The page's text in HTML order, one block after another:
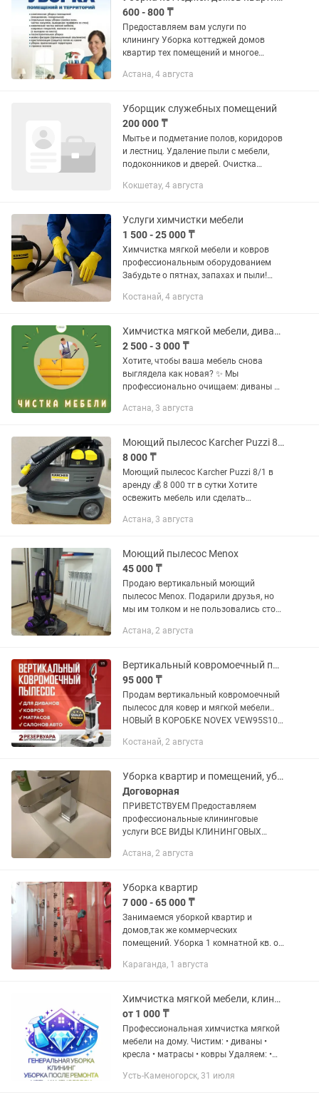
600 - 800 ₸
Предоставляем вам услуги по
клинингу Уборка коттеджей домов
квартир тех помещений и многое
уборка после ремонта в любое удобное
Астана, 4 августа
Уборщик служебных помещений
200 000 ₸
Мытье и подметание полов, коридоров
и лестниц. Удаление пыли с мебели,
подоконников и дверей. Очистка
Мытье и дезинфекция туалетов и
Кокшетау, 4 августа
Услуги химчистки мебели
1 500 - 25 000 ₸
Химчистка мягкой мебели и ковров
профессиональным оборудованием
Забудьте о пятнах, запахах и пыли!
и ковров с использованием мощного
Костанай, 4 августа
Химчистка мягкой мебели, диванов, кресел и матрасов Выезд на дом
2 500 - 3 000 ₸
Хотите, чтобы ваша мебель снова
выглядела как новая? ✨ Мы
профессионально очищаем: диваны 🛋️
матрасы ✅ Удаляем пятна, запахи и
Астана, 3 августа
Моющий пылесос Karcher Puzzi 8/1 в аренду. Химия в подарок!.
8 000 ₸
Моющий пылесос Karcher Puzzi 8/1 в
аренду 💰 8 000 тг в сутки Хотите
освежить мебель или сделать
переплаты? Профессиональный
поможет...
Астана, 3 августа
Моющий пылесос Menox
45 000 ₸
Продаю вертикальный моющий
пылесос Menox. Подарили друзья, но
мы им толком и не пользовались стоит
Состояние отличное ,практически
Астана, 2 августа
Вертикальный ковромоечный пылесос
95 000 ₸
Продам вертикальный ковромоечный
пылесос для ковер и мягкой мебели..
НОВЫЙ В КОРОБКЕ NOVEX VEW95S100
глубокой влажной чистки. Идеально
Костанай, 2 августа
Уборка квартир и помещений, уборка после ремонта,химчистка
Договорная
ПРИВЕТСТВУЕМ Предоставляем
профессиональные клининговые
услуги ВСЕ ВИДЫ КЛИНИНГОВЫХ
оборудование Ответственные
Астана, 2 августа
Уборка квартир
7 000 - 65 000 ₸
Занимаемся уборкой квартир и
домов,так же коммерческих
помещений. Уборка 1 комнатной кв. от
комнатной от 25.000 Генеральная
уборка...
Караганда, 1 августа
Химчистка мягкой мебели, клининг
от 1 000 ₸
Профессиональная химчистка мягкой
мебели на дому. Чистим: • диваны •
кресла • матрасы • ковры Удаляем: •
Используем безопасную химию. После
Усть-Каменогорск, 31 июля